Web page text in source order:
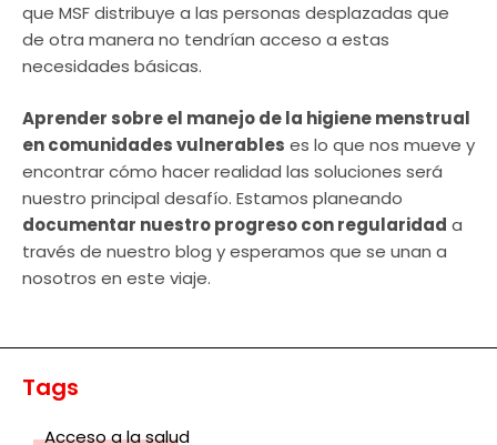
que MSF distribuye a las personas desplazadas que
de otra manera no tendrían acceso a estas
necesidades básicas.
Aprender sobre el manejo de la higiene menstrual
en comunidades vulnerables es lo que nos mueve y
encontrar cómo hacer realidad las soluciones será
nuestro principal desafío. Estamos planeando
documentar nuestro progreso con regularidad a
través de nuestro blog y esperamos que se unan a
nosotros en este viaje.
Tags
Acceso a la salud